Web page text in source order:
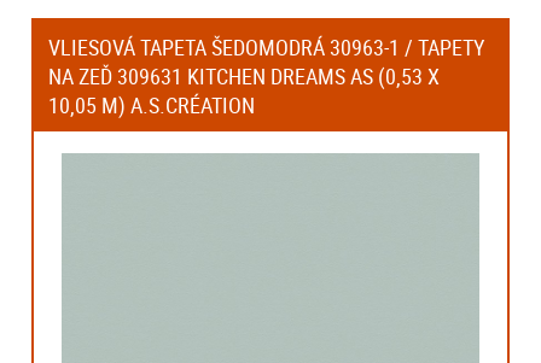
VLIESOVÁ TAPETA ŠEDOMODRÁ 30963-1 / TAPETY
NA ZEĎ 309631 KITCHEN DREAMS AS (0,53 X
10,05 M) A.S.CRÉATION